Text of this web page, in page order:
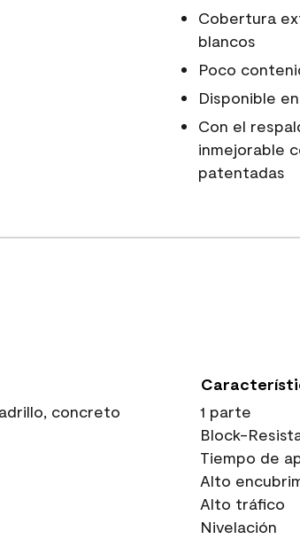
Cobertura
blancos
Poco
Disponible
Con el
inmejorable
patentadas
concreto
1 parte
Block-
Tiempo de
Alto
Alto tráfico
Nivelación